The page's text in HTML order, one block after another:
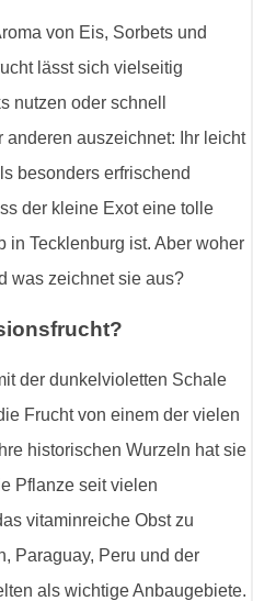
von Eis, Sorbets und
lässt sich vielseitig
nutzen oder schnell
anderen auszeichnet: Ihr leicht
besonders erfrischend
der kleine Exot eine tolle
in Tecklenburg ist. Aber woher
was zeichnet sie aus?
der dunkelvioletten Schale
Frucht von einem der vielen
historischen Wurzeln hat sie
Pflanze seit vielen
vitaminreiche Obst zu
Paraguay, Peru und der
als wichtige Anbaugebiete.